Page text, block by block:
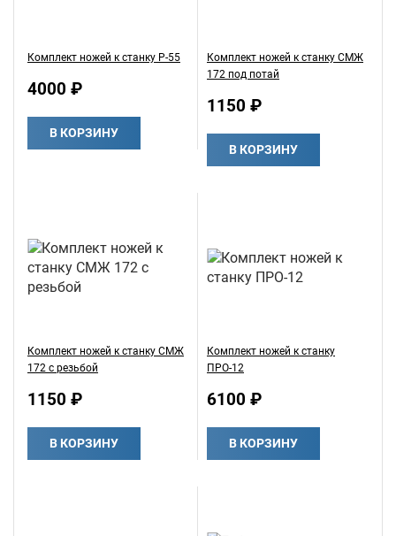
Комплект ножей к станку Р-55
4000 ₽
В КОРЗИНУ
Комплект ножей к станку СМЖ
172 под потай
1150 ₽
В КОРЗИНУ
Комплект ножей к станку СМЖ
172 с резьбой
1150 ₽
В КОРЗИНУ
Комплект ножей к станку
ПРО-12
6100 ₽
В КОРЗИНУ